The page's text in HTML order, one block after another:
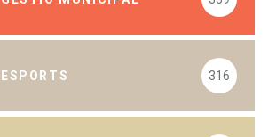
ESPORTS 316